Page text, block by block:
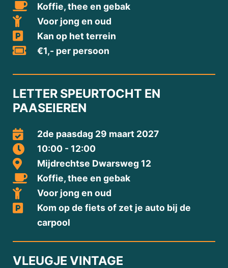
Koffie, thee en gebak
Voor jong en oud
Kan op het terrein
€1,- per persoon
LETTER SPEURTOCHT EN
PAASEIEREN
2de paasdag 29 maart 2027
10:00 - 12:00
Mijdrechtse Dwarsweg 12
Koffie, thee en gebak
Voor jong en oud
Kom op de fiets of zet je auto bij de
carpool
VLEUGJE VINTAGE